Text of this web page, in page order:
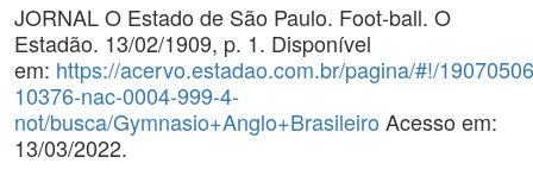
JORNAL O Estado de São Paulo. Foot-ball. O
Estadão. 13/02/1909, p. 1. Disponível
em: https://acervo.estadao.com.br/pagina/#!/
10376-nac-0004-999-4-
not/busca/Gymnasio+Anglo+Brasileiro Acesso em:
13/03/2022.